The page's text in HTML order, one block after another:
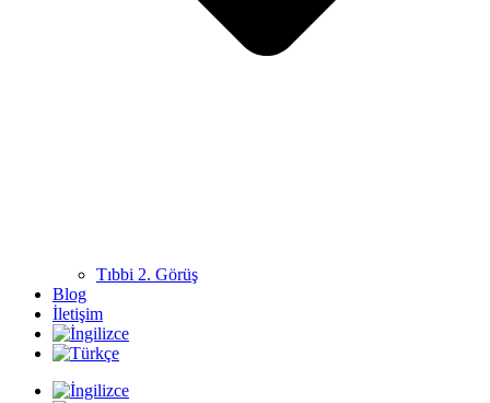
Tıbbi 2. Görüş
Blog
İletişim